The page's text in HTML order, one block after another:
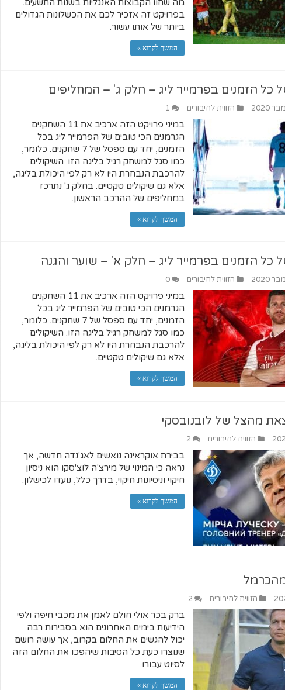
מה שחוו הקבוצות האנגליות בשנות התשעים.
בפרויקט זה אזכיר לכם את הכשלונות הגדולים
ביותר של אותו עשור.
המשך לקרוא »
כל הזמנים בפרמייר ליג – חלק ג' – המחליפים
הזווית לחיבורים 1
במיני פרויקט הזה ארכיב את 11 השחקנים
הגרמנים הכי טובים של הפרמייר ליג בכל
הזמנים, יחד עם ספסל של 7 שחקנים. כלומר,
כמו סגל למשחק רגיל בליגה הזו. השיקולים
להרכבת הנבחרת היו לא רק לפי היכולת בליגה,
אלא גם שיקולים טקטיים. בחלק ג' נתרכז
במחליפים של ההרכב הראשון.
המשך לקרוא »
כל הזמנים בפרמייר ליג – חלק א' – שוער והגנה
הזווית לחיבורים 0
במיני פרויקט הזה ארכיב את 11 השחקנים
הגרמנים הכי טובים של הפרמייר ליג בכל
הזמנים, יחד עם ספסל של 7 שחקנים. כלומר,
כמו סגל למשחק רגיל בליגה הזו. השיקולים
להרכבת הנבחרת היו לא רק לפי היכולת בליגה,
אלא גם שיקולים טקטיים.
המשך לקרוא »
מהצל של לובנובסקי
הזווית לחיבורים 2
בבירת אוקראינה נואשים לאג'נדה חדשה, אך
נראה כי המינוי של מירצ'ה לוצ'סקו הוא ניסיון
חיקוי וניסיונות חיקוי, בדרך כלל, נועדו לכישלון.
המשך לקרוא »
הזווית לחיבורים 2
ברק בכר אולי חולם לאמן את מכבי חיפה ולפי
הידיעות בימים האחרונים הוא בסבירות רבה
יכול להגשים את החלום בקרוב, אך עושה רושם
שנוצרו כעת כל הסיבות שיהפכו את החלום הזה
לסיוט עבורו.
המשך לקרוא »